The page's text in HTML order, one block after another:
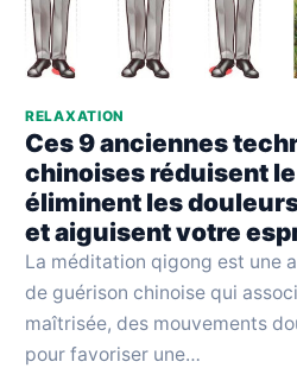
RELAXATION
Ces 9 anciennes
chinoises réduisent
éliminent les
et aiguisent votre
La méditation qigong est une
de guérison chinoise qui
maîtrisée, des mouvements
pour favoriser une…